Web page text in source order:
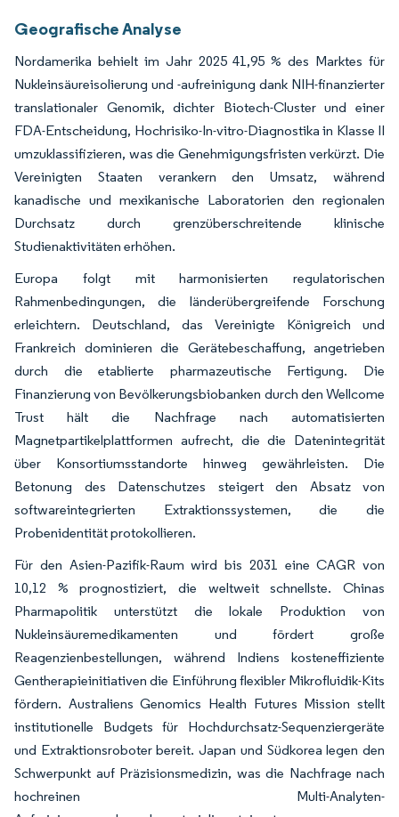
Geografische Analyse
Nordamerika behielt im Jahr 2025 41,95 % des Marktes für
Nukleinsäureisolierung und -aufreinigung dank NIH-finanzierter
translationaler Genomik, dichter Biotech-Cluster und einer
FDA-Entscheidung, Hochrisiko-In-vitro-Diagnostika in Klasse II
umzuklassifizieren, was die Genehmigungsfristen verkürzt. Die
Vereinigten Staaten verankern den Umsatz, während
kanadische und mexikanische Laboratorien den regionalen
Durchsatz durch grenzüberschreitende klinische
Studienaktivitäten erhöhen.
Europa folgt mit harmonisierten regulatorischen
Rahmenbedingungen, die länderübergreifende Forschung
erleichtern. Deutschland, das Vereinigte Königreich und
Frankreich dominieren die Gerätebeschaffung, angetrieben
durch die etablierte pharmazeutische Fertigung. Die
Finanzierung von Bevölkerungsbiobanken durch den Wellcome
Trust hält die Nachfrage nach automatisierten
Magnetpartikelplattformen aufrecht, die die Datenintegrität
über Konsortiumsstandorte hinweg gewährleisten. Die
Betonung des Datenschutzes steigert den Absatz von
softwareintegrierten Extraktionssystemen, die die
Probenidentität protokollieren.
Für den Asien-Pazifik-Raum wird bis 2031 eine CAGR von
10,12 % prognostiziert, die weltweit schnellste. Chinas
Pharmapolitik unterstützt die lokale Produktion von
Nukleinsäuremedikamenten und fördert große
Reagenzienbestellungen, während Indiens kosteneffiziente
Gentherapieinitiativen die Einführung flexibler Mikrofluidik-Kits
fördern. Australiens Genomics Health Futures Mission stellt
institutionelle Budgets für Hochdurchsatz-Sequenziergeräte
und Extraktionsroboter bereit. Japan und Südkorea legen den
Schwerpunkt auf Präzisionsmedizin, was die Nachfrage nach
hochreinen Multi-Analyten-